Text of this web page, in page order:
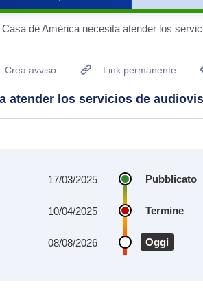
Portlet
Crea avviso Link permanente
atender los servicios de
Pubblicato
17/03/2025
Termine
10/04/2025
Oggi
08/08/2026